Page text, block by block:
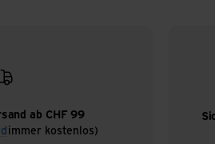
ab CHF 99
immer kostenlos)